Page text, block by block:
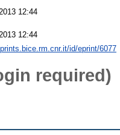
12:44
12:44
id/eprint/6077
required)